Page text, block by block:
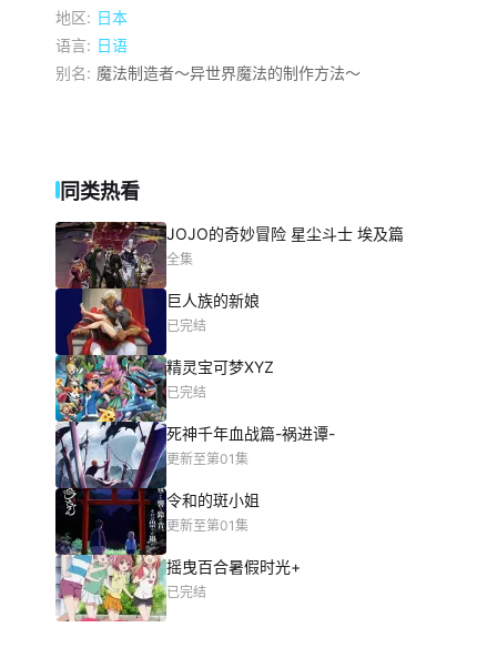
地区: 日本
语言: 日语
别名: 魔法制造者～异世界魔法的制作方法～
同类热看
JOJO的奇妙冒险 星尘斗士 埃及篇
全集
巨人族的新娘
已完结
精灵宝可梦XYZ
已完结
死神千年血战篇-祸进谭-
更新至第01集
令和的斑小姐
更新至第01集
摇曳百合暑假时光+
已完结